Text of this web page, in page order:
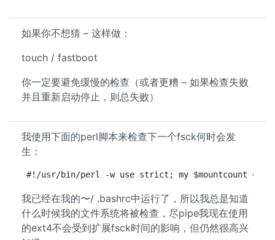
如果你不想猜 – 这样做：
touch / fastboot
你一定要避免缓慢的检查（或者更糟 – 如果检查失败
并且重新启动停止，则总失败）
我使用下面的perl脚本来检查下一个fsck何时会发
生：
#!/usr/bin/perl -w use strict; my $mountcount = 0;
我已经在我的〜/ .bashrc中运行了，所以我总是知道
什么时候我的文件系统将被检查，尽pipe我现在使用
的ext4不会受到扩展fsck时间的影响，但仍然很高兴